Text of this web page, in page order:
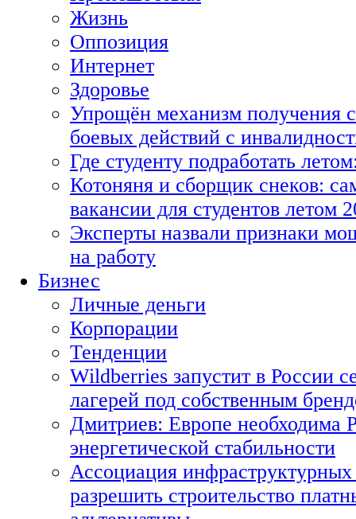
Жизнь
Оппозиция
Интернет
Здоровье
Упрощён механизм получения
боевых действий с
Где студенту подработать
Котоняня и сборщик снеков:
вакансии для студентов летом
Эксперты назвали признаки
на работу
Бизнес
Личные деньги
Корпорации
Тенденции
Wildberries запустит в России
лагерей под собственным
Дмитриев: Европе необходима
энергетической стабильности
Ассоциация
разрешить строительство